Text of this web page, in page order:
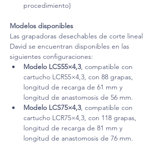
procedimiento}
Modelos disponibles
Las grapadoras desechables de corte lineal
David se encuentran disponibles en las
siguientes configuraciones:
Modelo LCS55×4,3, compatible con
cartucho LCR55×4,3, con 88 grapas,
longitud de recarga de 61 mm y
longitud de anastomosis de 56 mm.
Modelo LCS75×4,3, compatible con
cartucho LCR75×4,3, con 118 grapas,
longitud de recarga de 81 mm y
longitud de anastomosis de 76 mm.